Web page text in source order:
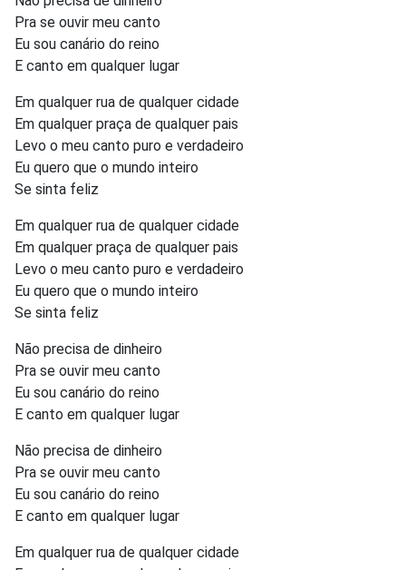
Pra se ouvir meu canto
Eu sou canário do reino
E canto em qualquer lugar
Em qualquer rua de qualquer cidade
Em qualquer praça de qualquer pais
Levo o meu canto puro e verdadeiro
Eu quero que o mundo inteiro
Se sinta feliz
Em qualquer rua de qualquer cidade
Em qualquer praça de qualquer pais
Levo o meu canto puro e verdadeiro
Eu quero que o mundo inteiro
Se sinta feliz
Não precisa de dinheiro
Pra se ouvir meu canto
Eu sou canário do reino
E canto em qualquer lugar
Não precisa de dinheiro
Pra se ouvir meu canto
Eu sou canário do reino
E canto em qualquer lugar
Em qualquer rua de qualquer cidade